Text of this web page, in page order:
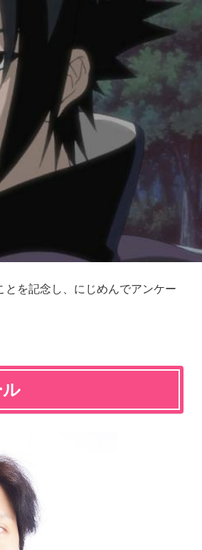
とを記念し、にじめんでアンケー